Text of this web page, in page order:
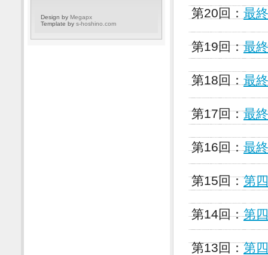
第20回： 最
第19回：最
第18回： 最
第17回：最
第16回：最
第15回：第
第14回：第
第13回：第
Design by Megapx
Template by s-hoshino.com